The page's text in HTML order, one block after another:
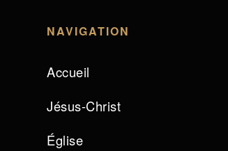
NAVIGATION
Accueil
Jésus-Christ
Église